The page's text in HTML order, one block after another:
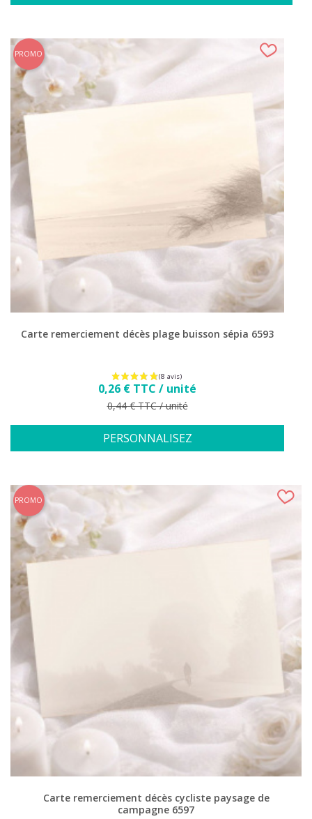
(11
Carte remerciement décès plage buisson sépia 6593
Prix
0,26 € TTC / unité
Prix de base
0,44 € TTC / unité
PERSONNALISEZ
PROMO
Carte remerciement décès cycliste paysage de
campagne 6597
PROMO